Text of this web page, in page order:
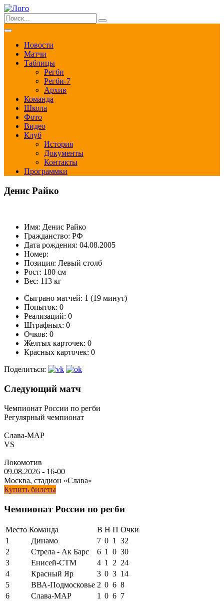
Новости
Матчи
Таблицы
Регби
Регби-7
Архив
Команда
Школа
Фото
Видео
Клуб
История
Документы
Контакты
Программки
Денис Райко
Имя: Денис Райко
Гражданство: РФ
Дата рождения: 04.08.2005
Номер:
Позиция: Левый столб
Рост: 180 см
Вес: 113 кг
Сыграно матчей: 1 (19 минут)
Попыток: 0
Реализаций: 0
Штрафных: 0
Очков: 0
Желтых карточек: 0
Красных карточек: 0
Поделиться:
Следующий матч
Чемпионат России по регби
Регулярный чемпионат
Слава-МАР
VS
Локомотив
09.08.2026 - 16-00
Москва, стадион «Слава»
Купить билеты
Чемпионат России по регби
Место Команда В Н П Очки
1
Динамо 7 0 1
32
2
Стрела - Ак Барс 6 1 0 30
3
Енисей-СТМ 4 1 2 24
4
Красный Яр 3 0 3 14
5
ВВА-Подмосковье 2 0 6 8
6
Слава-МАР 1 0 6 7